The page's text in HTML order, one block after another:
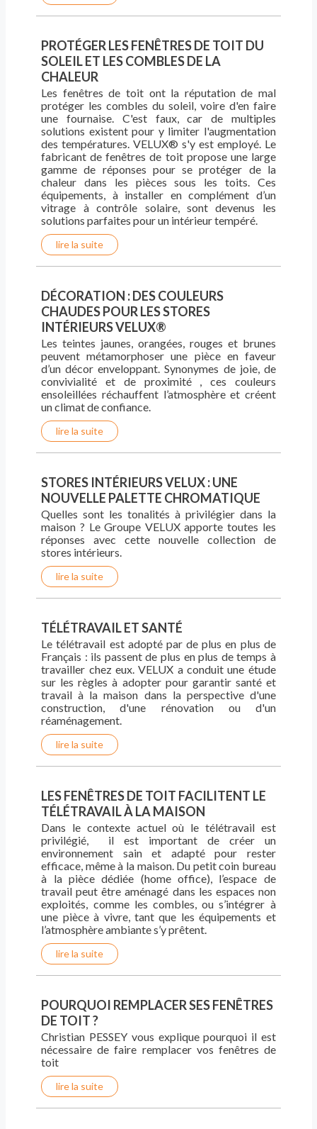
PROTÉGER LES FENÊTRES DE TOIT DU
SOLEIL ET LES COMBLES DE LA
CHALEUR
Les fenêtres de toit ont la réputation de mal
protéger les combles du soleil, voire d'en faire
une fournaise. C'est faux, car de multiples
solutions existent pour y limiter l'augmentation
des températures. VELUX® s'y est employé. Le
fabricant de fenêtres de toit propose une large
gamme de réponses pour se protéger de la
chaleur dans les pièces sous les toits. Ces
équipements, à installer en complément d’un
vitrage à contrôle solaire, sont devenus les
solutions parfaites pour un intérieur tempéré.
lire la suite
DÉCORATION : DES COULEURS
CHAUDES POUR LES STORES
INTÉRIEURS VELUX®
Les teintes jaunes, orangées, rouges et brunes
peuvent métamorphoser une pièce en faveur
d’un décor enveloppant. Synonymes de joie, de
convivialité et de proximité , ces couleurs
ensoleillées réchauffent l’atmosphère et créent
un climat de confiance.
lire la suite
STORES INTÉRIEURS VELUX : UNE
NOUVELLE PALETTE CHROMATIQUE
Quelles sont les tonalités à privilégier dans la
maison ? Le Groupe VELUX apporte toutes les
réponses avec cette nouvelle collection de
stores intérieurs.
lire la suite
TÉLÉTRAVAIL ET SANTÉ
Le télétravail est adopté par de plus en plus de
Français : ils passent de plus en plus de temps à
travailler chez eux. VELUX a conduit une étude
sur les règles à adopter pour garantir santé et
travail à la maison dans la perspective d'une
construction, d'une rénovation ou d'un
réaménagement.
lire la suite
LES FENÊTRES DE TOIT FACILITENT LE
TÉLÉTRAVAIL À LA MAISON
Dans le contexte actuel où le télétravail est
privilégié, il est important de créer un
environnement sain et adapté pour rester
efficace, même à la maison. Du petit coin bureau
à la pièce dédiée (home office), l’espace de
travail peut être aménagé dans les espaces non
exploités, comme les combles, ou s’intégrer à
une pièce à vivre, tant que les équipements et
l’atmosphère ambiante s’y prêtent.
lire la suite
POURQUOI REMPLACER SES FENÊTRES
DE TOIT ?
Christian PESSEY vous explique pourquoi il est
nécessaire de faire remplacer vos fenêtres de
toit
lire la suite